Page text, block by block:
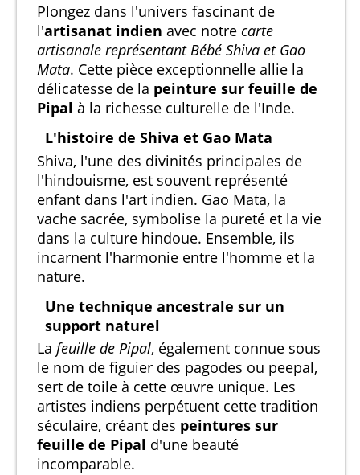
Plongez dans l'univers fascinant de
l'artisanat indien avec notre carte
artisanale représentant Bébé Shiva et Gao
Mata. Cette pièce exceptionnelle allie la
délicatesse de la peinture sur feuille de
Pipal à la richesse culturelle de l'Inde.
L'histoire de Shiva et Gao Mata
Shiva, l'une des divinités principales de
l'hindouisme, est souvent représenté
enfant dans l'art indien. Gao Mata, la
vache sacrée, symbolise la pureté et la vie
dans la culture hindoue. Ensemble, ils
incarnent l'harmonie entre l'homme et la
nature.
Une technique ancestrale sur un
support naturel
La feuille de Pipal, également connue sous
le nom de figuier des pagodes ou peepal,
sert de toile à cette œuvre unique. Les
artistes indiens perpétuent cette tradition
séculaire, créant des peintures sur
feuille de Pipal d'une beauté
incomparable.